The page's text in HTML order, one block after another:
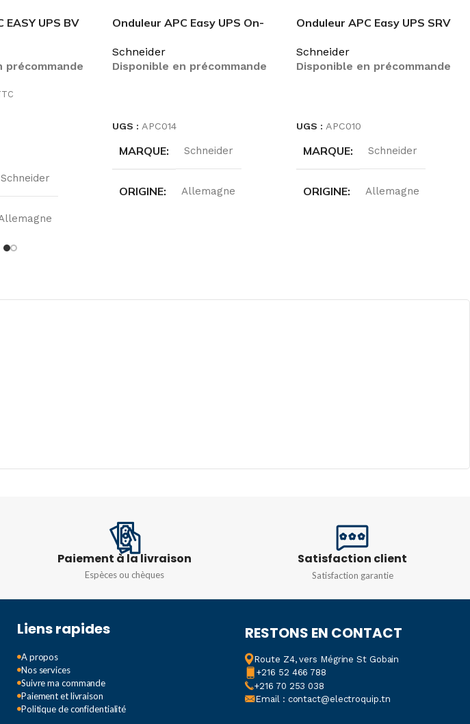
EASY UPS BV
précommande
Schneider
800VA
Onduleur APC Easy UPS On-
Schneider
Disponible en précommande
UGS : APC014
MARQUE Schneider
ORIGINE Allemagne
Onduleur APC Easy UPS SRV
Schneider
Disponible en précommande
UGS : APC010
MARQUE Schneider
ORIGINE Allemagne
Paiement à la livraison
Espèces ou chèques
Satisfaction client
Satisfaction garantie
Liens rapides
A propos
Nos services
Suivre ma commande
Paiement et livraison
Politique de confidentialité
RESTONS EN CONTACT
Route Z4, vers Mégrine St Gobain
+216 52 466 788
+216 70 253 038
Email : contact@electroquip.tn